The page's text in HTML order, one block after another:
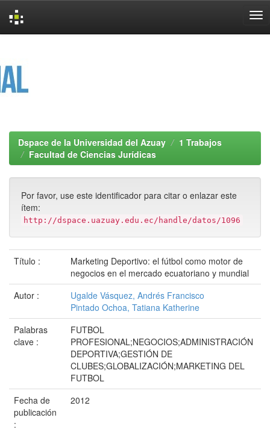
Dspace de la Universidad del Azuay
1 Trabajos
Facultad de Ciencias Jurídicas
Por favor, use este identificador para citar o enlazar este
ítem:
http://dspace.uazuay.edu.ec/handle/datos/1096
Título :
Marketing Deportivo: el fútbol como motor de
negocios en el mercado ecuatoriano y mundial
Autor :
Ugalde Vásquez, Andrés Francisco
Pintado Ochoa, Tatiana Katherine
Palabras
clave :
FUTBOL
PROFESIONAL;NEGOCIOS;ADMINISTRACIÓN
DEPORTIVA;GESTIÓN DE
CLUBES;GLOBALIZACIÓN;MARKETING DEL
FUTBOL
Fecha de
publicación
:
2012